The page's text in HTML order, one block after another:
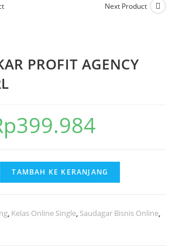
Next Product
PROFIT AGENCY
399.984
ini
adalah:
TAMBAH KE KERANJANG
Kelas Online Single Saudagar Bisnis Online